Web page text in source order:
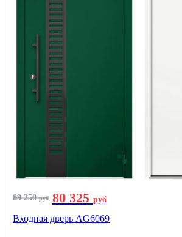
89 250руб 80 325 руб
Входная дверь AG6069